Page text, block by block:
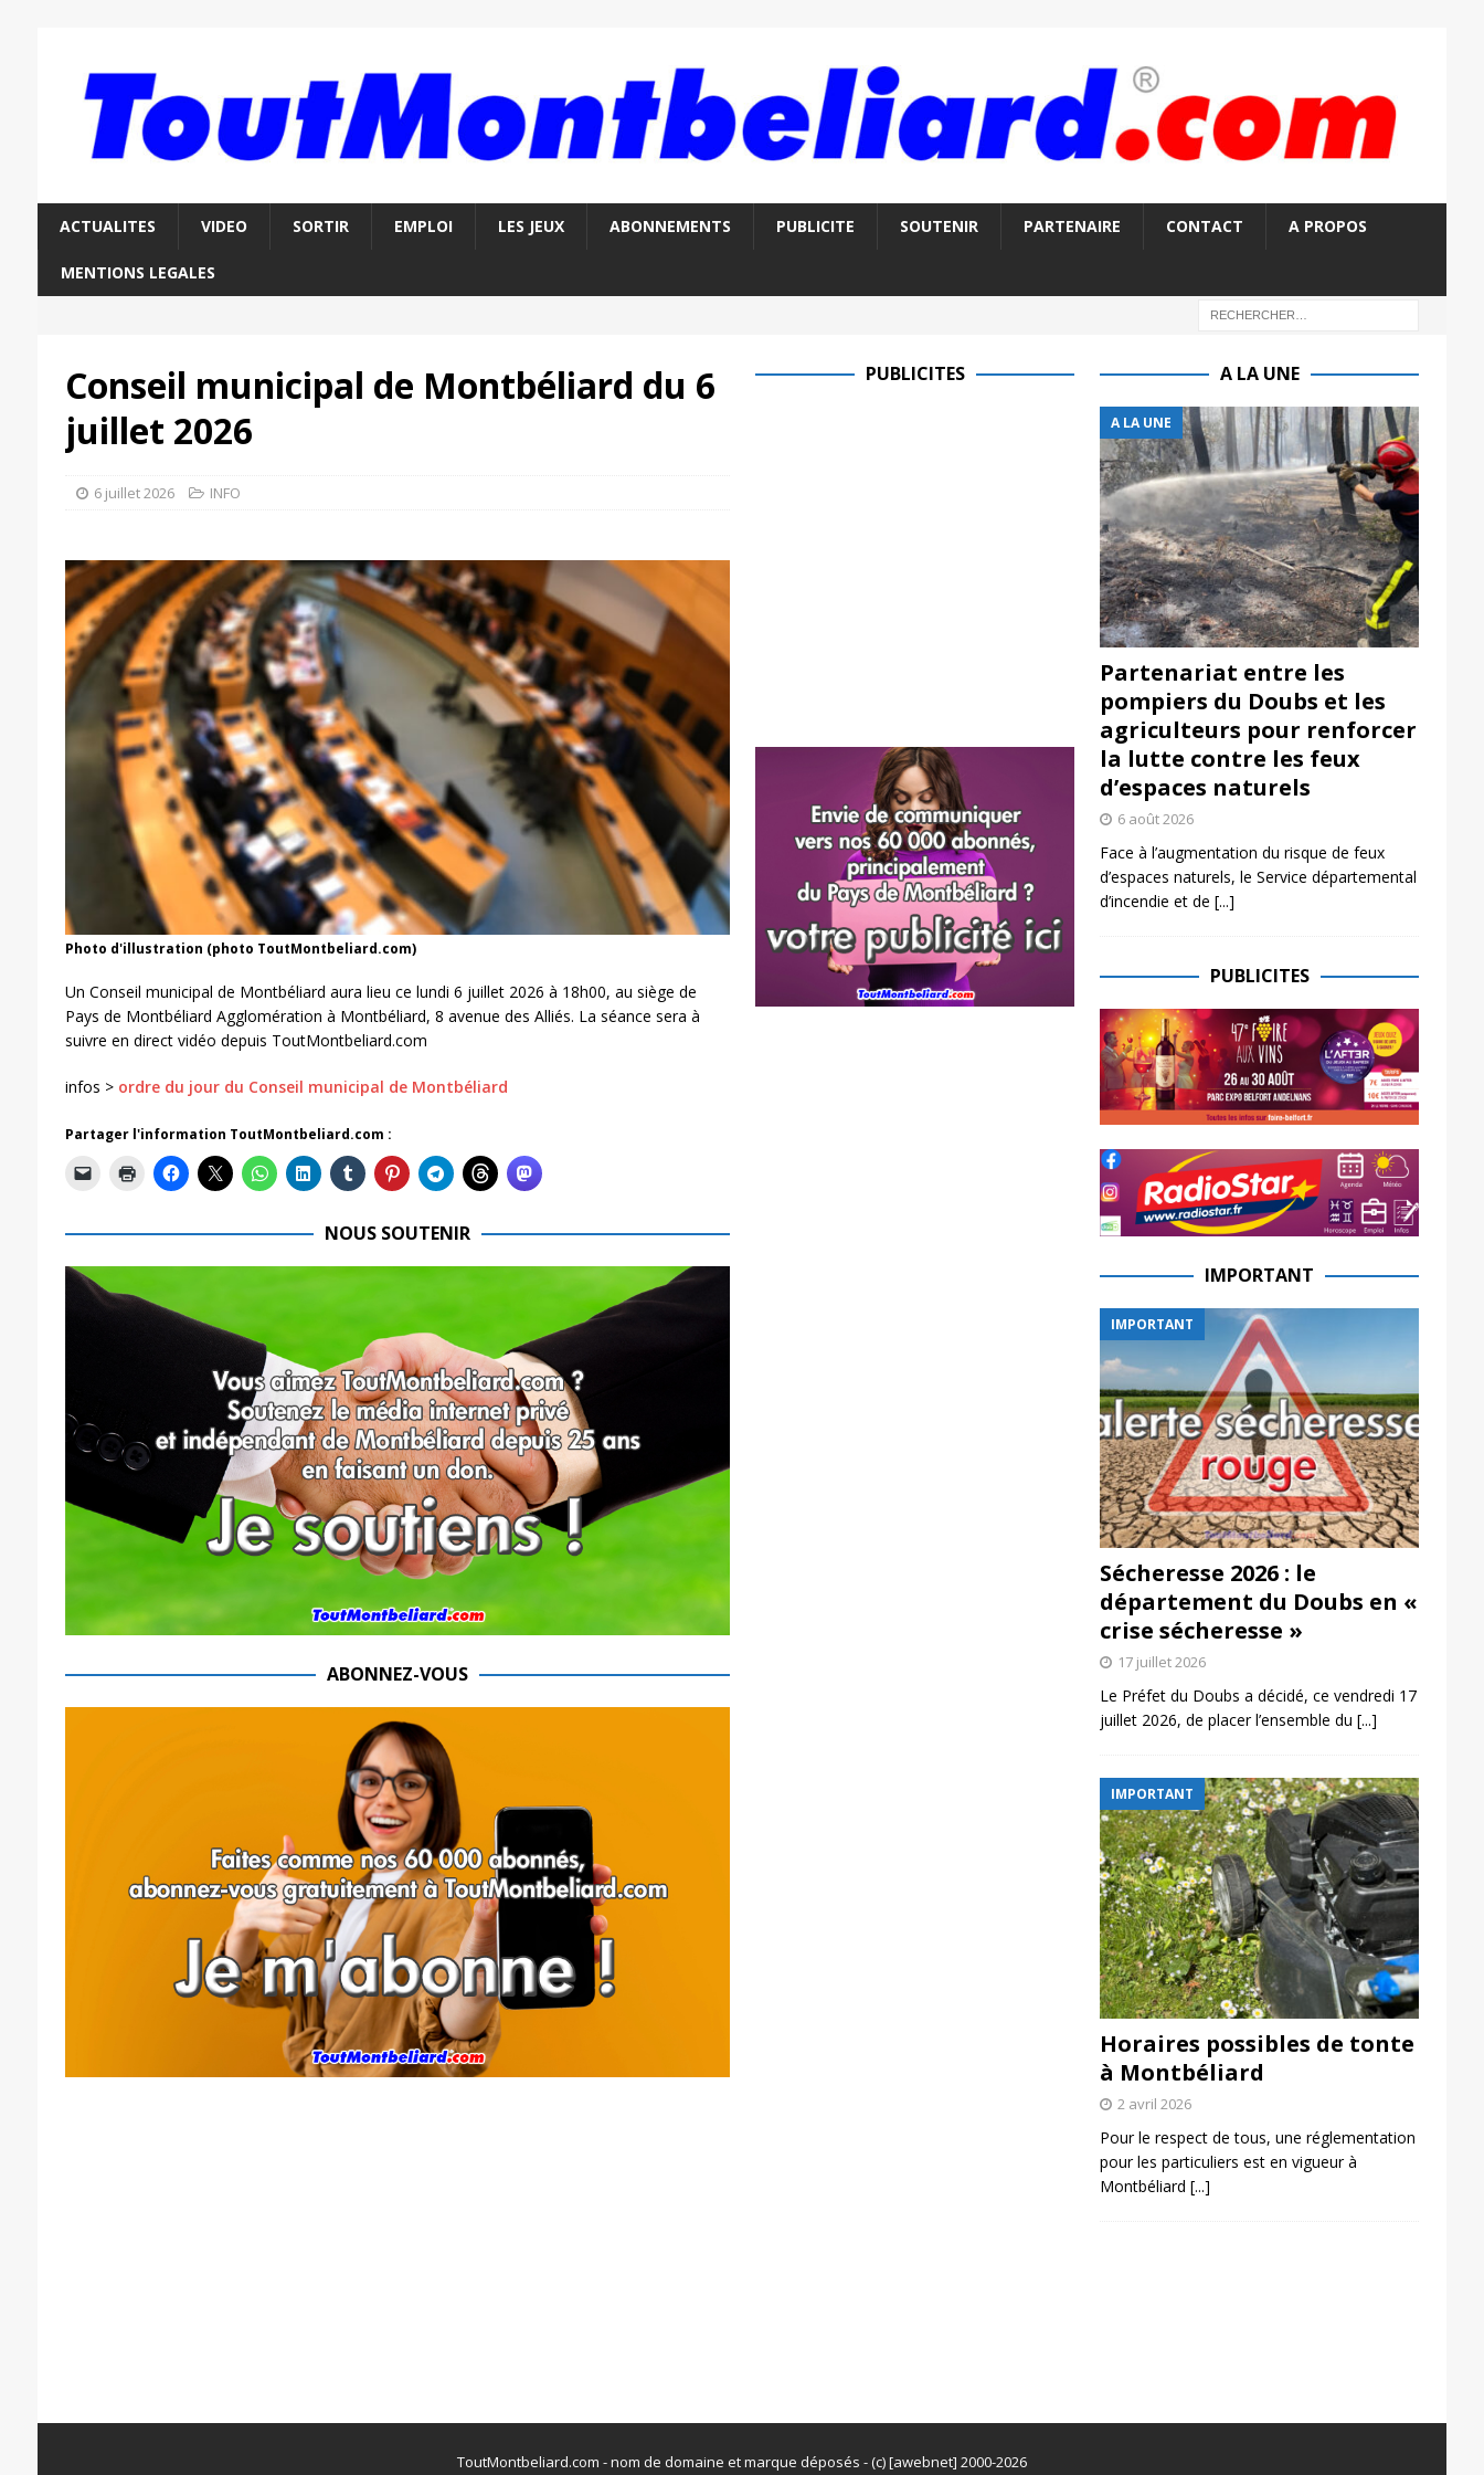
ACTUALITES VIDEO SORTIR EMPLOI LES JEUX ABONNEMENTS PUBLICITE SOUTENIR PARTENAIRE CONTACT A PROPOS
MENTIONS LEGALES
Conseil municipal de Montbéliard du 6
juillet 2026
6 juillet 2026 INFO
Photo d'illustration (photo ToutMontbeliard.com)
Un Conseil municipal de Montbéliard aura lieu ce lundi 6 juillet 2026 à 18h00, au siège de
Pays de Montbéliard Agglomération à Montbéliard, 8 avenue des Alliés. La séance sera à
suivre en direct vidéo depuis ToutMontbeliard.com
infos > ordre du jour du Conseil municipal de Montbéliard
Partager l'information ToutMontbeliard.com :
NOUS SOUTENIR
ABONNEZ-VOUS
PUBLICITES A LA UNE
A LA UNE
Partenariat entre les
pompiers du Doubs et les
agriculteurs pour renforcer
la lutte contre les feux
d’espaces naturels
6 août 2026
Face à l’augmentation du risque de feux
d’espaces naturels, le Service départemental
d’incendie et de [...]
PUBLICITES
IMPORTANT
IMPORTANT
Sécheresse 2026 : le
département du Doubs en «
crise sécheresse »
17 juillet 2026
Le Préfet du Doubs a décidé, ce vendredi 17
juillet 2026, de placer l’ensemble du [...]
IMPORTANT
Horaires possibles de tonte
à Montbéliard
2 avril 2026
Pour le respect de tous, une réglementation
pour les particuliers est en vigueur à
Montbéliard [...]
ToutMontbeliard.com - nom de domaine et marque déposés - (c) [awebnet] 2000-2026